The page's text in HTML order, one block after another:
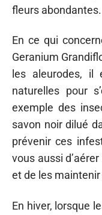
fleurs abondantes.
En ce qui
Geranium
les aleurodes, il
naturelles pour
exemple des
savon noir dilué
prévenir ces
vous aussi
et de les
En hiver, lorsque